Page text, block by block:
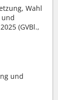
Wahl
und
(GVBl.,
und